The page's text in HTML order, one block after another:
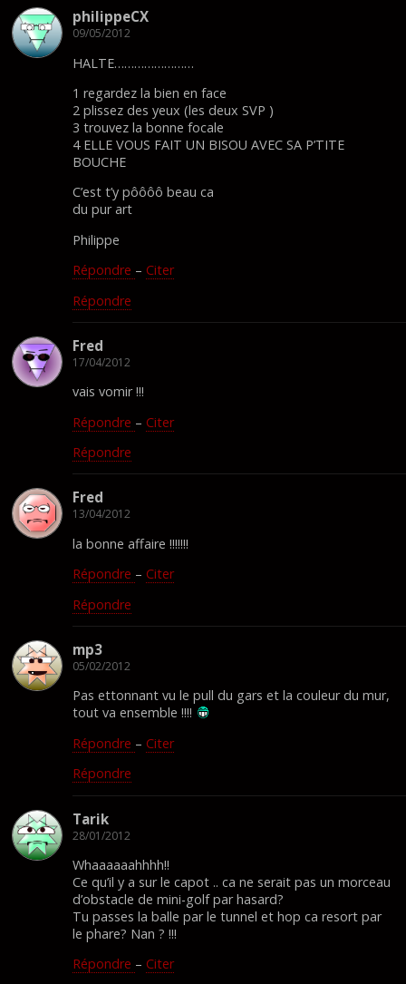
philippeCX
09/05/2012
HALTE……………………
1 regardez la bien en face
2 plissez des yeux (les deux SVP )
3 trouvez la bonne focale
4 ELLE VOUS FAIT UN BISOU AVEC SA P’TITE
BOUCHE
C’est t’y pôôôô beau ca
du pur art
Philippe
Répondre – Citer
Répondre
Fred
17/04/2012
vais vomir !!!
Répondre – Citer
Répondre
Fred
13/04/2012
la bonne affaire !!!!!!!
Répondre – Citer
Répondre
mp3
05/02/2012
Pas ettonnant vu le pull du gars et la couleur du mur,
tout va ensemble !!!!
Répondre – Citer
Répondre
Tarik
28/01/2012
Whaaaaaahhhh!!
Ce qu’il y a sur le capot .. ca ne serait pas un morceau
d’obstacle de mini-golf par hasard?
Tu passes la balle par le tunnel et hop ca resort par
le phare? Nan ? !!!
Répondre – Citer